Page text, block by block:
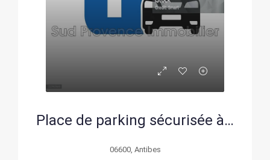
Place de parking sécurisée à Antibes, idéalement située en centre-ville – 45 000 €
06600, Antibes